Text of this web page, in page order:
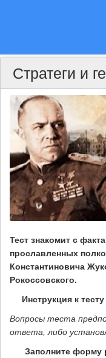
Стратеги и
Тест знакомит с
прославленных
Константиновича
Рокоссовского.
Инструкция к тесту
Вопросы теста
ответа, либо
Заполните форму